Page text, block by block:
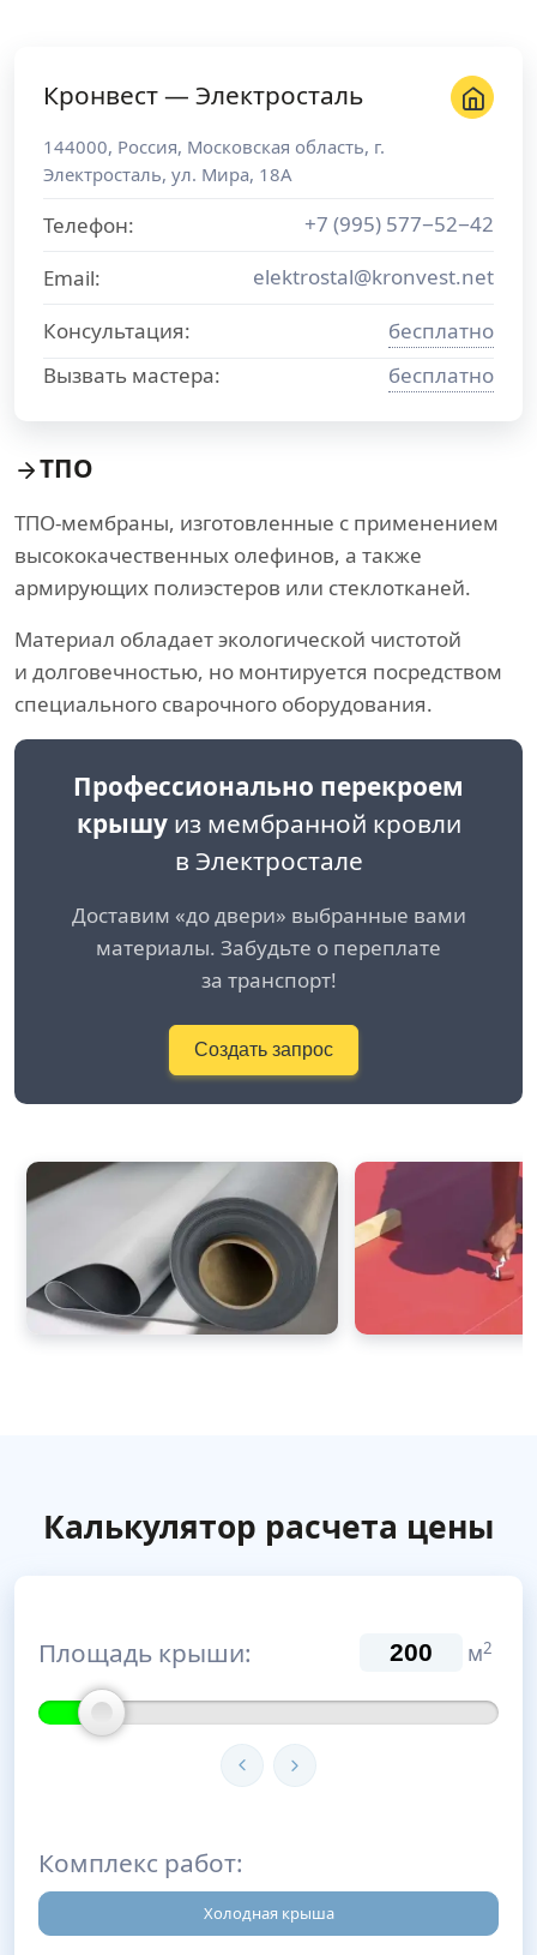
Кронвест — Электросталь
144000, Россия, Московская область, г.
Электросталь, ул. Мира, 18А
Телефон:
+7 (995) 577−52−42
Email:
elektrostal@kronvest.net
Консультация:
бесплатно
Вызвать мастера:
бесплатно
ТПО
ТПО-мембраны, изготовленные с применением
высококачественных олефинов, а также
армирующих полиэстеров или стеклотканей.
Материал обладает экологической чистотой
и долговечностью, но монтируется посредством
специального сварочного оборудования.
Профессионально перекроем
крышуиз мембранной кровли
в Электростале
Доставим «до двери» выбранные вами
материалы. Забудьте о переплате
за транспорт!
Создать запрос
Калькулятор расчета цены
Площадь крыши: м2
Комплекс работ:
Холодная крыша